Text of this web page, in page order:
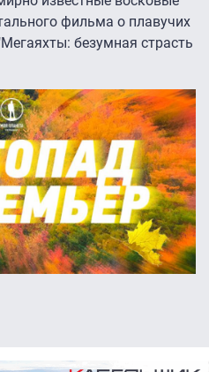
фильма о плавучих
безумная страсть